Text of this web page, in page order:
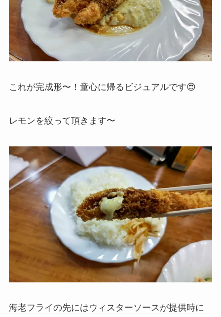
これが完成形〜！童心に帰るビジュアルです😍
レモンを絞って頂きます〜
海老フライの先にはウィスターソースが提供時に